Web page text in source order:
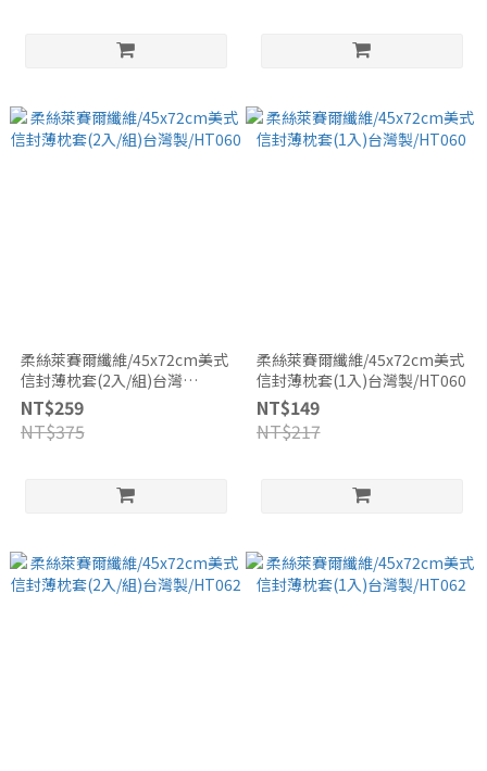
柔絲萊賽爾纖維/45x72cm美式
信封薄枕套(2入/組)台灣
製/HT060
NT$259
NT$375
柔絲萊賽爾纖維/45x72cm美式
信封薄枕套(1入)台灣製/HT060
NT$149
NT$217